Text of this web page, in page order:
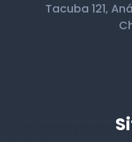
Tacuba 121,